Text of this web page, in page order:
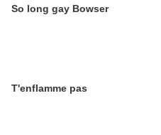
So long gay Bowser
T'enflamme pas